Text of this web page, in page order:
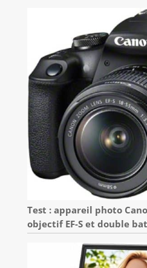
Test : appareil photo
objectif EF-S et double